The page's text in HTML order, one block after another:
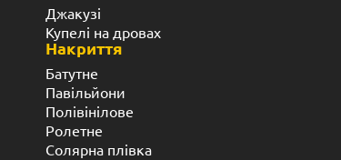
Джакузі
Купелі на дровах
Накриття
Батутне
Павільйони
Полівінілове
Ролетне
Солярна плівка